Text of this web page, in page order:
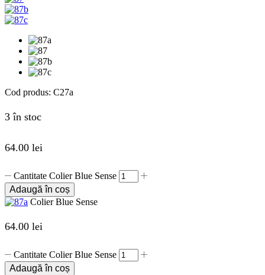
Cod produs: C27a
3 în stoc
64.00 lei
Cantitate Colier Blue Sense
Adaugă în coș
Colier Blue Sense
64.00 lei
Cantitate Colier Blue Sense
Adaugă în coș